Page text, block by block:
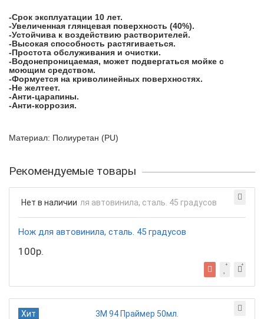
-Срок эксплуатации 10 лет.
-Увеличенная глянцевая поверхность (40%).
-Устойчива к воздействию растворителей.
-Высокая способность растягиваеться.
-Простота обслуживания и очистки.
-Водонепроницаемая, может подвергаться мойке с
моющим средством.
-Формуется на криволинейных поверхностях.
-Не желтеет.
-Анти-царапины.
-Анти-коррозия.
Материал: Полиуретан (PU)
Рекомендуемые товары
Нет в наличии
Нож для автовинила, сталь. 45 градусов
100р.
Хит